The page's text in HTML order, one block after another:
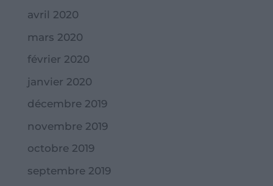
avril 2020
mars 2020
février 2020
janvier 2020
décembre 2019
novembre 2019
octobre 2019
septembre 2019